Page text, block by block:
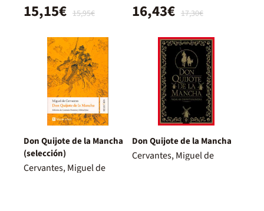
15,95€
15,15€ 17,30€
16,43€
Don Quijote de la Mancha
(selección)
Cervantes, Miguel de
Don Quijote de la Mancha
Cervantes, Miguel de